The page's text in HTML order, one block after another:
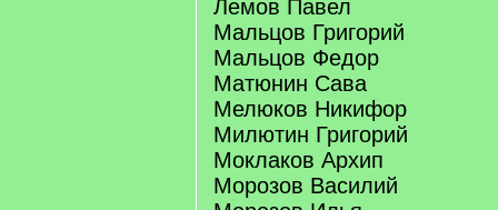
Лемов Павел
Мальцов Григорий
Мальцов Федор
Матюнин Сава
Мелюков Никифор
Милютин Григорий
Моклаков Архип
Морозов Василий